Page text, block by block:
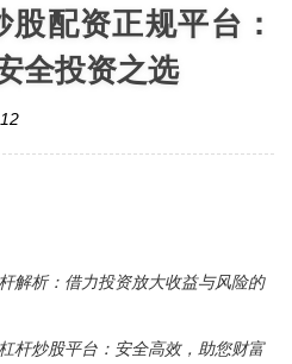
配资正规平台：
全投资之选
解析：借力投资放大收益与风险的
杆炒股平台：安全高效，助您财富